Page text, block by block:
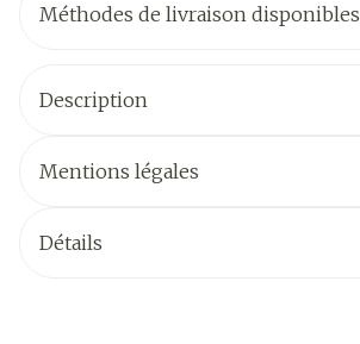
Méthodes de livraison disponibles
Description
Mentions légales
Détails